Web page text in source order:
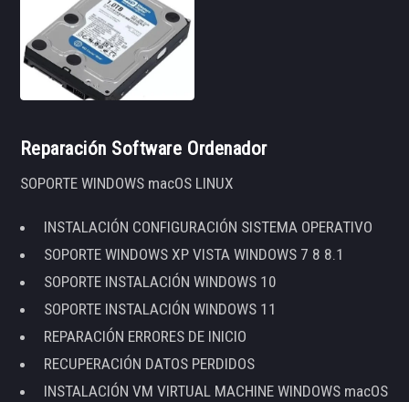
Reparación Software Ordenador
SOPORTE WINDOWS macOS LINUX
INSTALACIÓN CONFIGURACIÓN SISTEMA OPERATIVO
SOPORTE WINDOWS XP VISTA WINDOWS 7 8 8.1
SOPORTE INSTALACIÓN WINDOWS 10
SOPORTE INSTALACIÓN WINDOWS 11
REPARACIÓN ERRORES DE INICIO
RECUPERACIÓN DATOS PERDIDOS
INSTALACIÓN VM VIRTUAL MACHINE WINDOWS macOS